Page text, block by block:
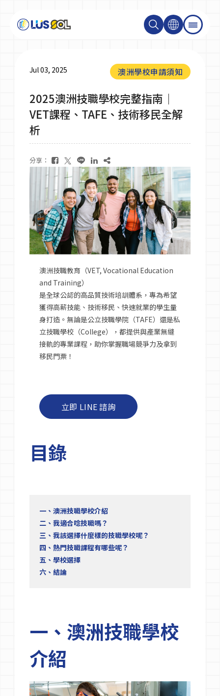
Jul 03, 2025 澳洲學校申請須知
2025澳洲技職學校完整指南｜
VET課程、TAFE、技術移民全解
析
分享：
澳洲技職教育（VET, Vocational Education
and Training）
是全球公認的高品質技術培訓體系，專為希望
獲得高薪技能、技術移民、快速就業的學生量
身打造。無論是公立技職學院（TAFE）還是私
立技職學校（College），都提供與產業無縫
接軌的專業課程，助你掌握職場競爭力及拿到
移民門票！
立即 LINE 諮詢
目錄
一、澳洲技職學校介紹
二、我適合唸技職嗎？
三、我該選擇什麼樣的技職學校呢？
四、熱門技職課程有哪些呢？
五、學校選擇
六、結論
一、澳洲技職學校
介紹
最新消息
最新活動＆成達會員
大學碩士
技職學校
語言學校
澳洲簽證
澳洲留學
留學台灣